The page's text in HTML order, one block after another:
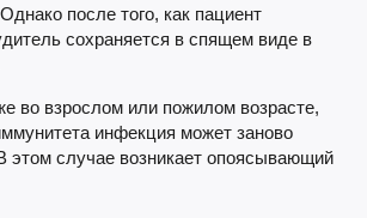
после того, как пациент
сохраняется в спящем виде в
во взрослом или пожилом возрасте,
инфекция может заново
этом случае возникает опоясывающий